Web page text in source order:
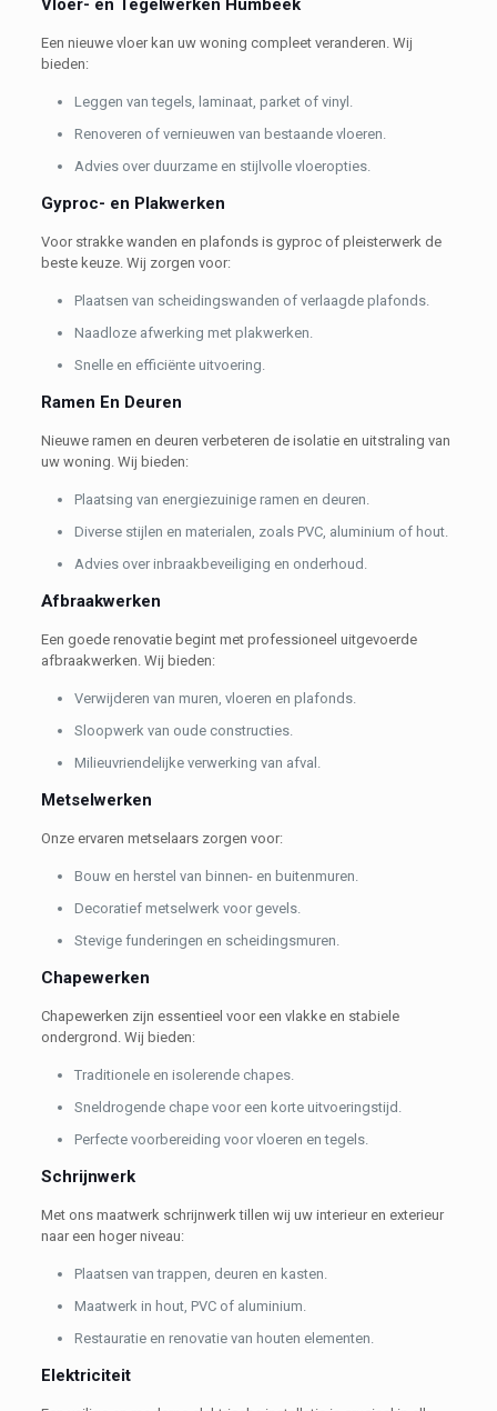
Vloer- en Tegelwerken Humbeek
Een nieuwe vloer kan uw woning compleet veranderen. Wij
bieden:
Leggen van tegels, laminaat, parket of vinyl.
Renoveren of vernieuwen van bestaande vloeren.
Advies over duurzame en stijlvolle vloeropties.
Gyproc- en Plakwerken
Voor strakke wanden en plafonds is gyproc of pleisterwerk de
beste keuze. Wij zorgen voor:
Plaatsen van scheidingswanden of verlaagde plafonds.
Naadloze afwerking met plakwerken.
Snelle en efficiënte uitvoering.
Ramen En Deuren
Nieuwe ramen en deuren verbeteren de isolatie en uitstraling van
uw woning. Wij bieden:
Plaatsing van energiezuinige ramen en deuren.
Diverse stijlen en materialen, zoals PVC, aluminium of hout.
Advies over inbraakbeveiliging en onderhoud.
Afbraakwerken
Een goede renovatie begint met professioneel uitgevoerde
afbraakwerken. Wij bieden:
Verwijderen van muren, vloeren en plafonds.
Sloopwerk van oude constructies.
Milieuvriendelijke verwerking van afval.
Metselwerken
Onze ervaren metselaars zorgen voor:
Bouw en herstel van binnen- en buitenmuren.
Decoratief metselwerk voor gevels.
Stevige funderingen en scheidingsmuren.
Chapewerken
Chapewerken zijn essentieel voor een vlakke en stabiele
ondergrond. Wij bieden:
Traditionele en isolerende chapes.
Sneldrogende chape voor een korte uitvoeringstijd.
Perfecte voorbereiding voor vloeren en tegels.
Schrijnwerk
Met ons maatwerk schrijnwerk tillen wij uw interieur en exterieur
naar een hoger niveau:
Plaatsen van trappen, deuren en kasten.
Maatwerk in hout, PVC of aluminium.
Restauratie en renovatie van houten elementen.
Elektriciteit